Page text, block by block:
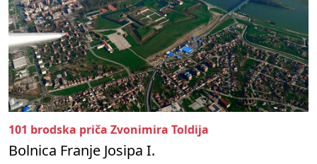
101 brodska priča Zvonimira Toldija
Bolnica Franje Josipa I.